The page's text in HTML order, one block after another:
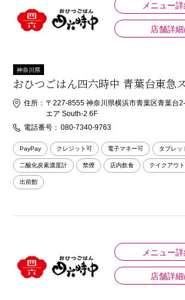
メニュー
店舗詳
神奈川県
おひつごはん四六時中 青葉台東急
住所： 〒227-8555 神奈川県横浜市青葉区青葉台
エア South-2 6F
電話番号： 080-7340-9763
PayPay クレジット可 電子マネー可 タブレッ
二酸化炭素濃度計 禁煙 店内飲食 テイクアウト
出前館
メニュー
店舗詳